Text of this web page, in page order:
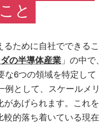
と
ために自社でできるこ
の半導体産業 」の中で、
な6つの領域を特定して
例として、スケールメリ
があげられます。これを
的落ち着いている現在